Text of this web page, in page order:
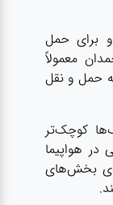
برای حمل
معمولاً
حمل و نقل
کوچک‌تر
در هواپیما
بخش‌های